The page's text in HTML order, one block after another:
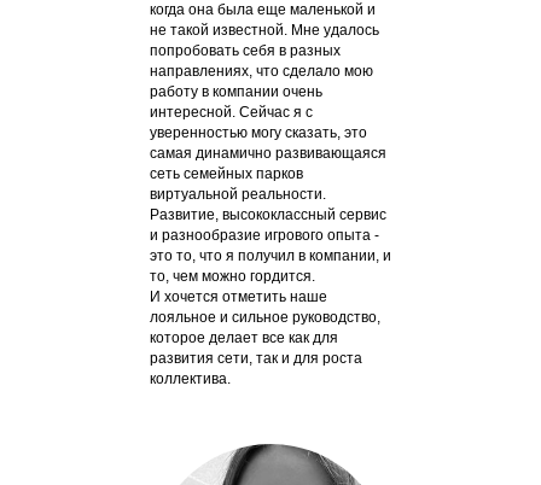
когда она была еще маленькой и
не такой известной. Мне удалось
попробовать себя в разных
направлениях, что сделало мою
работу в компании очень
интересной. Сейчас я с
уверенностью могу сказать, это
самая динамично развивающаяся
сеть семейных парков
виртуальной реальности.
Развитие, высококлассный сервис
и разнообразие игрового опыта -
это то, что я получил в компании, и
то, чем можно гордится.
И хочется отметить наше
лояльное и сильное руководство,
которое делает все как для
развития сети, так и для роста
коллектива.